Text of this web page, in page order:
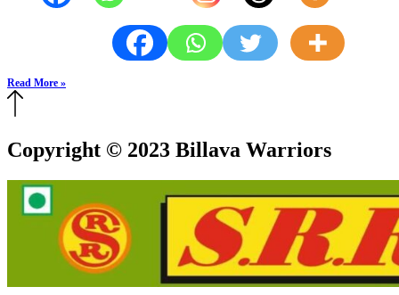
Read More »
Copyright © 2023 Billava Warriors